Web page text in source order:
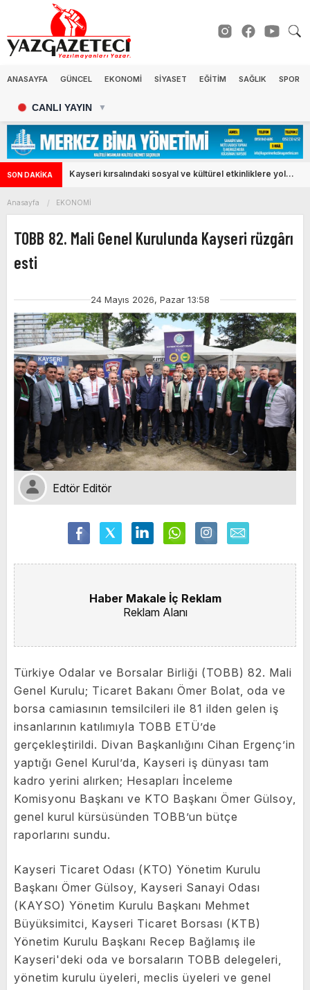
ANASAYFA GÜNCEL EKONOMİ SİYASET EĞİTİM SAĞLIK SPOR
CANLI YAYIN ▼
SON DAKİKA Recep Alemdar'ın adı Talas'taki parka verildi
Anasayfa EKONOMİ
TOBB 82. Mali Genel Kurulunda Kayseri rüzgârı
esti
24 Mayıs 2026, Pazar 13:58
Edtör Editör
Haber Makale İç Reklam
Reklam Alanı
Türkiye Odalar ve Borsalar Birliği (TOBB) 82. Mali
Genel Kurulu; Ticaret Bakanı Ömer Bolat, oda ve
borsa camiasının temsilcileri ile 81 ilden gelen iş
insanlarının katılımıyla TOBB ETÜ’de
gerçekleştirildi. Divan Başkanlığını Cihan Ergenç’in
yaptığı Genel Kurul’da, Kayseri iş dünyası tam
kadro yerini alırken; Hesapları İnceleme
Komisyonu Başkanı ve KTO Başkanı Ömer Gülsoy,
genel kurul kürsüsünden TOBB’un bütçe
raporlarını sundu.
Kayseri Ticaret Odası (KTO) Yönetim Kurulu
Başkanı Ömer Gülsoy, Kayseri Sanayi Odası
(KAYSO) Yönetim Kurulu Başkanı Mehmet
Büyüksimitci, Kayseri Ticaret Borsası (KTB)
Yönetim Kurulu Başkanı Recep Bağlamış ile
Kayseri'deki oda ve borsaların TOBB delegeleri,
yönetim kurulu üyeleri, meclis üyeleri ve genel